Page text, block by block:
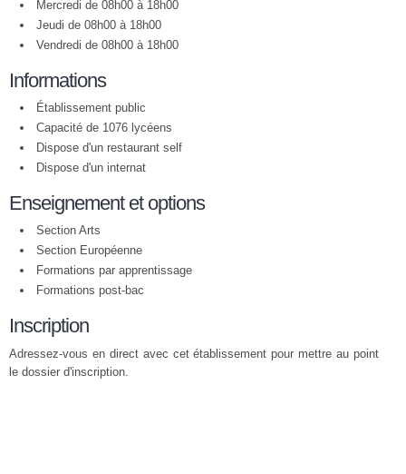
Mercredi de 08h00 à 18h00
Jeudi de 08h00 à 18h00
Vendredi de 08h00 à 18h00
Informations
Établissement public
Capacité de 1076 lycéens
Dispose d'un restaurant self
Dispose d'un internat
Enseignement et options
Section Arts
Section Européenne
Formations par apprentissage
Formations post-bac
Inscription
Adressez-vous en direct avec cet établissement pour mettre au point
le dossier d'inscription.